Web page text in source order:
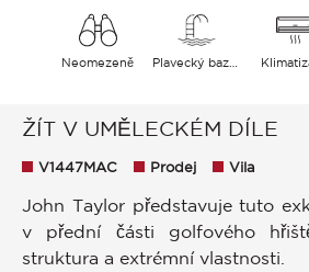
Neomezeně
ŽÍT V UMĚLECKÉM DÍLE
V1447MAC Prodej Vila
John Taylor představuje tuto
v přední části golfového
struktura a extrémní vlastnosti.